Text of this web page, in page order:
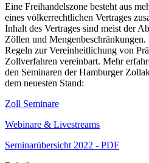
Eine Freihandelszone besteht aus
eines völkerrechtlichen Vertrages
Inhalt des Vertrages sind meist der
Zöllen und
Regeln zur Vereinheitlichung von
Zollverfahren vereinbart. Mehr
den Seminaren der Hamburger
dem neuesten Stand:
Zoll Seminare
Webinare & Livestreams
Seminarübersicht 2022 - PDF